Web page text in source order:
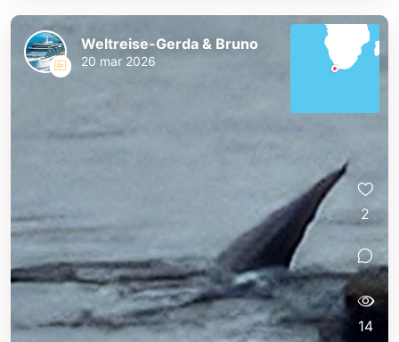
Weltreise-Gerda & Bruno
20 mar 2026
2
14